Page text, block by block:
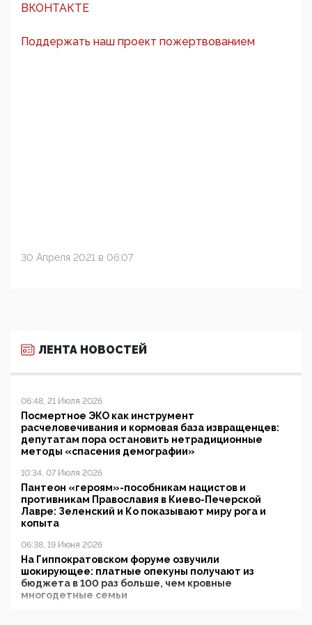
ВКОНТАКТЕ
Поддержать наш проект пожертвованием
30 Апреля 2021 в 06:07
ЛЕНТА НОВОСТЕЙ
06:48, 21 Июля 2026
Посмертное ЭКО как инструмент
расчеловечивания и кормовая база извращенцев:
депутатам пора остановить нетрадиционные
методы «спасения демографии»
10:34, 07 Июля 2026
Пантеон «героям»-пособникам нацистов и
противникам Православия в Киево-Печерской
Лавре: Зеленский и Ко показывают миру рога и
копыта
06:38, 19 Июня 2026
На Гиппократовском форуме озвучили
шокирующее: платные опекуны получают из
бюджета в 100 раз больше, чем кровные
многодетные семьи